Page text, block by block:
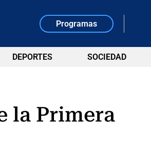
Programas
DEPORTES SOCIEDAD
la Primera